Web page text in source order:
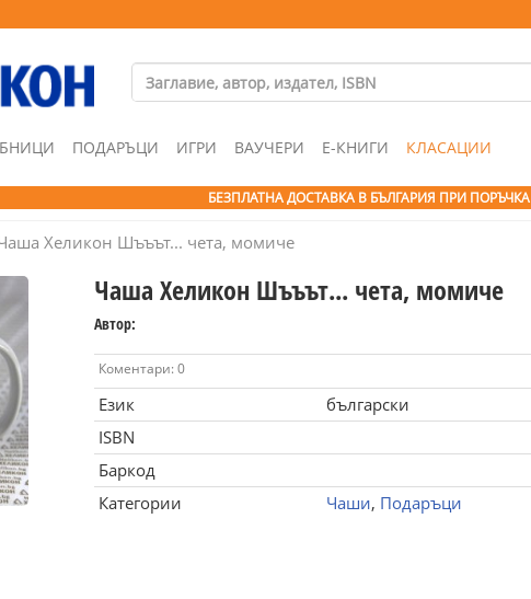
ПОДАРЪЦИ ИГРИ ВАУЧЕРИ Е-КНИГИ КЛАСАЦИИ
БЕЗПЛАТНА ДОСТАВКА В БЪЛГАРИЯ ПРИ ПОРЪЧКА
Хеликон Шъъът... чета, момиче
Чаша Хеликон Шъъът... чета, момиче
Автор:
Коментари: 0
Език
български
ISBN
Баркод
Категории
Чаши, Подаръци